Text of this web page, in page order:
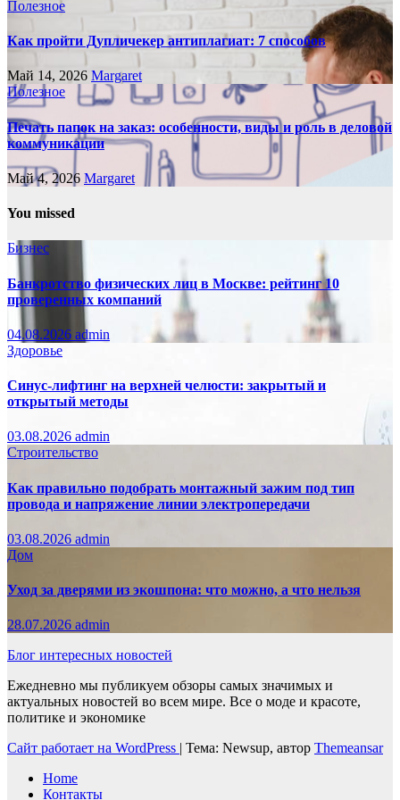
Полезное
Как пройти Дупличекер антиплагиат: 7 способов
Май 14, 2026 Margaret
Полезное
Печать папок на заказ: особенности, виды и роль в деловой
коммуникации
Май 4, 2026 Margaret
You missed
Бизнес
Банкротство физических лиц в Москве: рейтинг 10
проверенных компаний
04.08.2026 admin
Здоровье
Синус-лифтинг на верхней челюсти: закрытый и
открытый методы
03.08.2026 admin
Строительство
Как правильно подобрать монтажный зажим под тип
провода и напряжение линии электропередачи
03.08.2026 admin
Дом
Уход за дверями из экошпона: что можно, а что нельзя
28.07.2026 admin
Блог интересных новостей
Ежедневно мы публикуем обзоры самых значимых и
актуальных новостей во всем мире. Все о моде и красоте,
политике и экономике
Сайт работает на WordPress
Тема: Newsup, автор Themeansar
Home
Контакты